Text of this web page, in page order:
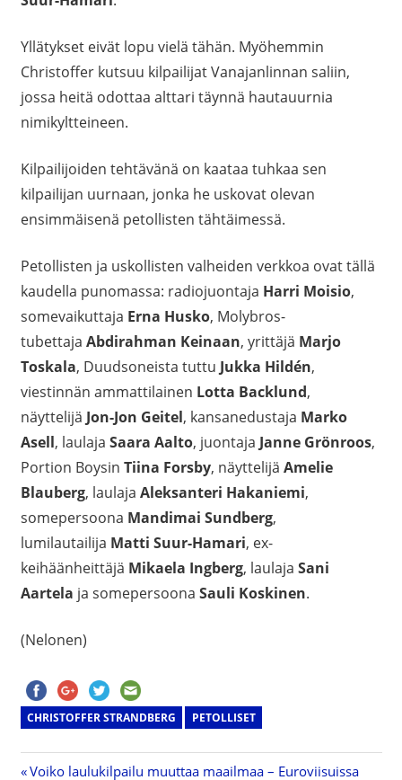
Yllätykset eivät lopu vielä tähän. Myöhemmin
Christoffer kutsuu kilpailijat Vanajanlinnan saliin,
jossa heitä odottaa alttari täynnä hautauurnia
nimikyltteineen.
Kilpailijoiden tehtävänä on kaataa tuhkaa sen
kilpailijan uurnaan, jonka he uskovat olevan
ensimmäisenä petollisten tähtäimessä.
Petollisten ja uskollisten valheiden verkkoa ovat tällä
kaudella punomassa: radiojuontaja Harri Moisio,
somevaikuttaja Erna Husko, Molybros-
tubettaja Abdirahman Keinaan, yrittäjä Marjo
Toskala, Duudsoneista tuttu Jukka Hildén,
viestinnän ammattilainen Lotta Backlund,
näyttelijä Jon-Jon Geitel, kansanedustaja Marko
Asell, laulaja Saara Aalto, juontaja Janne Grönroos,
Portion Boysin Tiina Forsby, näyttelijä Amelie
Blauberg, laulaja Aleksanteri Hakaniemi,
somepersoona Mandimai Sundberg,
lumilautailija Matti Suur-Hamari, ex-
keihäänheittäjä Mikaela Ingberg, laulaja Sani
Aartela ja somepersoona Sauli Koskinen.
(Nelonen)
CHRISTOFFER STRANDBERG PETOLLISET
Previous
Voiko laulukilpailu muuttaa maailmaa – Euroviisuissa